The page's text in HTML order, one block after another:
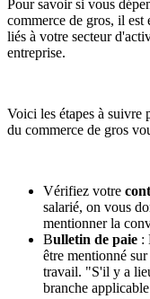
Pour savoir si vous
commerce de gros, il est
liés à votre secteur
entreprise.
Voici les étapes à
du commerce de gros
Vérifiez votre
salarié, on vous
mentionner la
Bulletin de paie :
être mentionné
travail. "S'il y a
branche